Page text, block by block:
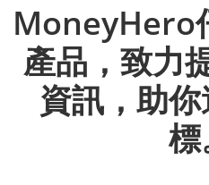
MoneyHero
產品，致力
資訊，助
標